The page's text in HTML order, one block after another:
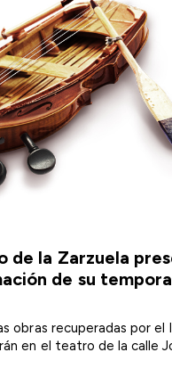
de la Zarzuela
de su
obras recuperadas por el
en el teatro de la calle